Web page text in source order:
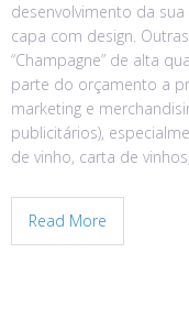
desenvolvimento da
capa com design.
“Champagne” de alta
parte do orçamento a
marketing e
publicitários),
de vinho, carta de
Read More